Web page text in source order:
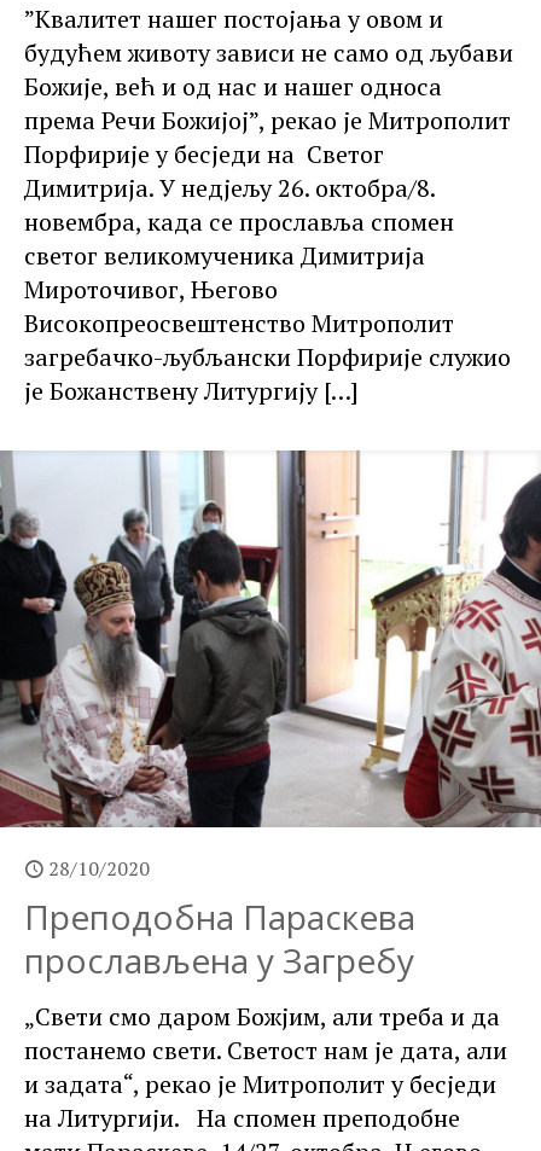
”Квалитет нашег постојања у овом и
будућем животу зависи не само од љубави
Божије, већ и од нас и нашег односа
према Речи Божијој”, рекао је Митрополит
Порфирије у бесједи на Светог
Димитрија. У недјељу 26. октобра/8.
новембра, када се прославља спомен
светог великомученика Димитрија
Мироточивог, Његово
Високопреосвештенство Митрополит
загребачко-љубљански Порфирије служио
је Божанствену Литургију[…]
28/10/2020
Преподобна Параскева
прослављена у Загребу
„Свети смо даром Божјим, али треба и да
постанемо свети. Светост нам је дата, али
и задата“, рекао је Митрополит у бесједи
на Литургији. На спомен преподобне